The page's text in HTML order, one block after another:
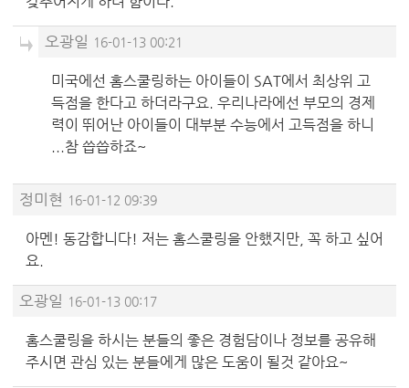
오광일 16-01-13 00:21
미국에선 홈스쿨링하는 아이들이 SAT에서 최상위 고
득점을 한다고 하더라구요. 우리나라에선 부모의 경제
력이 뛰어난 아이들이 대부분 수능에서 고득점을 하니
...참 씁씁하죠~
정미현 16-01-12 09:39
아멘! 동감합니다! 저는 홈스쿨링을 안했지만, 꼭 하고 싶어
요.
오광일 16-01-13 00:17
홈스쿨링을 하시는 분들의 좋은 경험담이나 정보를 공유해
주시면 관심 있는 분들에게 많은 도움이 될것 같아요~